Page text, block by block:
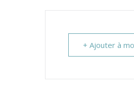
+ Ajouter à